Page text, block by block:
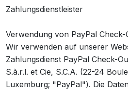
Zahlungsdienstleister
Verwendung von PayPal Check-
Wir verwenden auf unserer
Zahlungsdienst PayPal Check-
S.à.r.l. et Cie, S.C.A. (22-24
Luxemburg; "PayPal"). Die